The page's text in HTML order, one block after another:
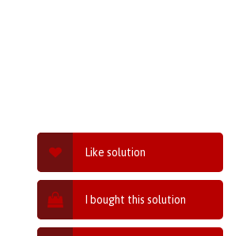
Like solution
I bought this solution